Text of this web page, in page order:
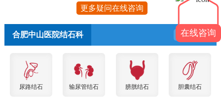
更多疑问在线咨询
合肥中山医院结石科 预约挂号
尿路结石 输尿管结石 膀胱结石 胆囊结石
在线咨询